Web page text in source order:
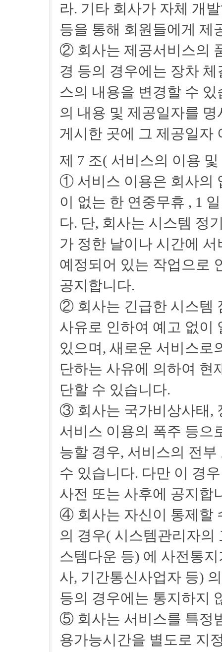
라. 기타 회사가 자체 개
등을 통해 회원들에게 제
② 회사는 제공서비스의
경 등의 경우에는 장차
스의 내용을 변경할 수
의 내용 및 제공일자를
게시한 곳에 그 제공일자
제 7 조( 서비스의 이용
① 서비스 이용은 회사의
이 없는 한 연중무휴 , 1
다. 단, 회사는 시스템 정
가 정한 날이나 시간에
예정되어 있는 작업으로
공지합니다.
② 회사는 긴급한 시스템
사유로 인하여 예고 없이
있으며, 새로운 서비스로
단하는 사유에 의하여 현
단할 수 있습니다.
③ 회사는 국가비상사태,
서비스 이용의 폭주 등으
능할 경우, 서비스의 전
수 있습니다. 다만 이 경
사전 또는 사후에 공지합
④ 회사는 자신이 통제할
의 경우( 시스템관리자의
스템다운 등) 에 사전통
사, 기간통신사업자 등)
등의 경우에는 통지하지
⑤ 회사는 서비스를 특정
용가능시간을 별도로 지